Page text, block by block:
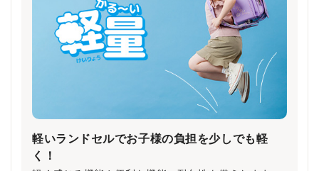
き安全・安心
雨で視界が悪い日や夕暮れ時に、ランドセルのふちが
ピカッと光り、ドライバーの注意を引きます。
軽いランドセルでお子様の負担を少しでも軽
く！